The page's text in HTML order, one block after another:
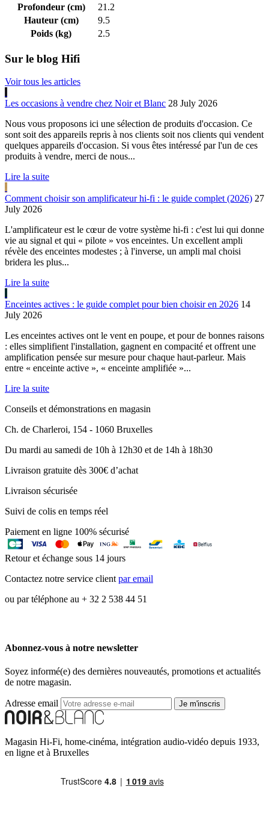
Profondeur (cm)
21.2
Hauteur (cm)
9.5
Poids (kg)
2.5
Sur le blog Hifi
Voir tous les articles
Les occasions à vendre chez Noir et Blanc 28 July 2026
Nous vous proposons ici une sélection de produits d'occasion. Ce
sont soit des appareils repris à nos clients soit nos clients qui vendent
quelques appareils d'occasion. Si vous êtes intéressé par l'un de ces
produits à vendre, merci de nous...
Lire la suite
Comment choisir son amplificateur hi-fi : le guide complet (2026) 27
July 2026
L'amplificateur est le cœur de votre système hi-fi : c'est lui qui donne
vie au signal et qui « pilote » vos enceintes. Un excellent ampli
révèle des enceintes modestes ; à l'inverse, un ampli mal choisi
bridera les plus...
Lire la suite
Enceintes actives : le guide complet pour bien choisir en 2026 14
July 2026
Les enceintes actives ont le vent en poupe, et pour de bonnes raisons
: elles simplifient l'installation, gagnent en compacité et offrent une
amplification pensée sur mesure pour chaque haut-parleur. Mais
entre « enceinte active », « enceinte amplifiée »...
Lire la suite
Conseils et démonstrations en magasin
Ch. de Charleroi, 154 - 1060 Bruxelles
Du mardi au samedi de 10h à 12h30 et de 14h à 18h30
Livraison gratuite dès 300€ d’achat
Livraison sécurisée
Suivi de colis en temps réel
Paiement en ligne 100% sécurisé
Retour et échange sous 14 jours
Contactez notre service clientpar email
ou par téléphone au + 32 2 538 44 51
Abonnez-vous à notre newsletter
Soyez informé(e) des dernières nouveautés, promotions et actualités
de notre magasin.
Adresse email Je m'inscris
Magasin Hi-Fi, home-cinéma, intégration audio-vidéo depuis 1933,
en ligne et à Bruxelles